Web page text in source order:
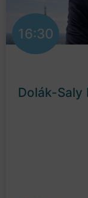
16:30
Dolák-Saly